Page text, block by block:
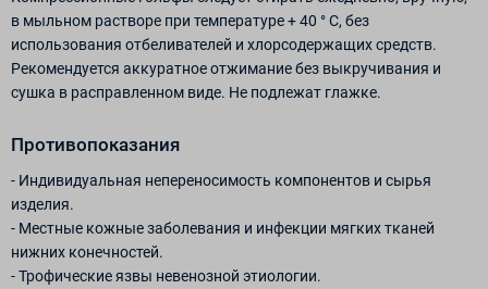
в мыльном растворе при температуре + 40 ° С, без
использования отбеливателей и хлорсодержащих средств.
Рекомендуется аккуратное отжимание без выкручивания и
сушка в расправленном виде. Не подлежат глажке.
Противопоказания
- Индивидуальная непереносимость компонентов и сырья
изделия.
- Местные кожные заболевания и инфекции мягких тканей
нижних конечностей.
- Трофические язвы невенозной этиологии.